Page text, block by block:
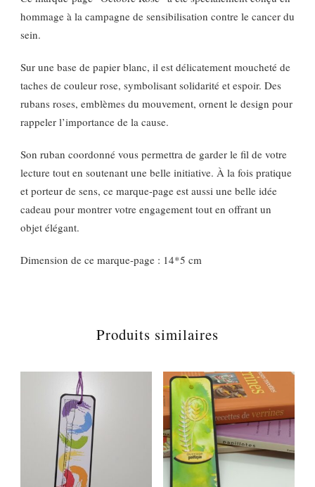
hommage à la campagne de sensibilisation contre le cancer du
sein.
Sur une base de papier blanc, il est délicatement moucheté de
taches de couleur rose, symbolisant solidarité et espoir. Des
rubans roses, emblèmes du mouvement, ornent le design pour
rappeler l’importance de la cause.
Son ruban coordonné vous permettra de garder le fil de votre
lecture tout en soutenant une belle initiative. À la fois pratique
et porteur de sens, ce marque-page est aussi une belle idée
cadeau pour montrer votre engagement tout en offrant un
objet élégant.
Dimension de ce marque-page : 14*5 cm
Produits similaires